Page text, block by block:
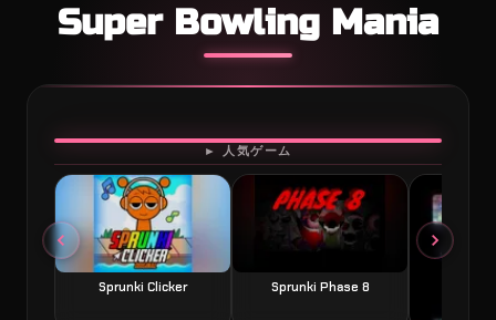
Fiddlebops Mod
Incredibox Mod
Sprunki Mod
Super Bowling Mania
► 人気ゲーム
Sprunki Clicker Sprunki Phase 8
プレイ